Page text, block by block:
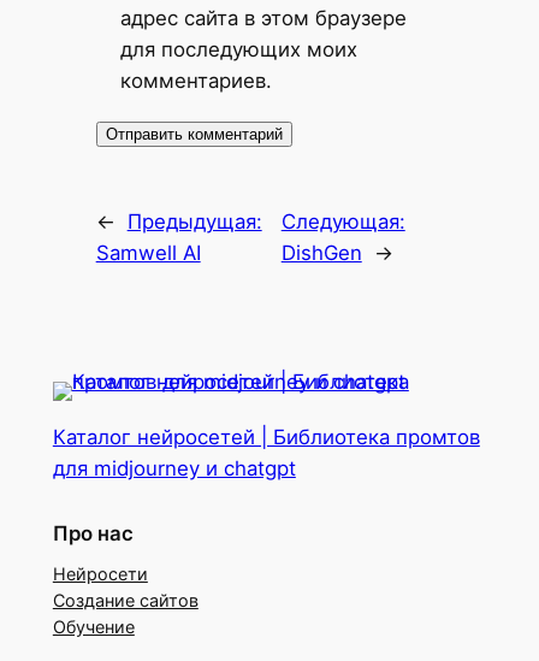
адрес сайта в этом браузере
для последующих моих
комментариев.
←
Предыдущая:
Samwell AI
Следующая:
DishGen
→
Каталог нейросетей | Библиотека промтов
для midjourney и chatgpt
Про нас
Нейросети
Создание сайтов
Обучение